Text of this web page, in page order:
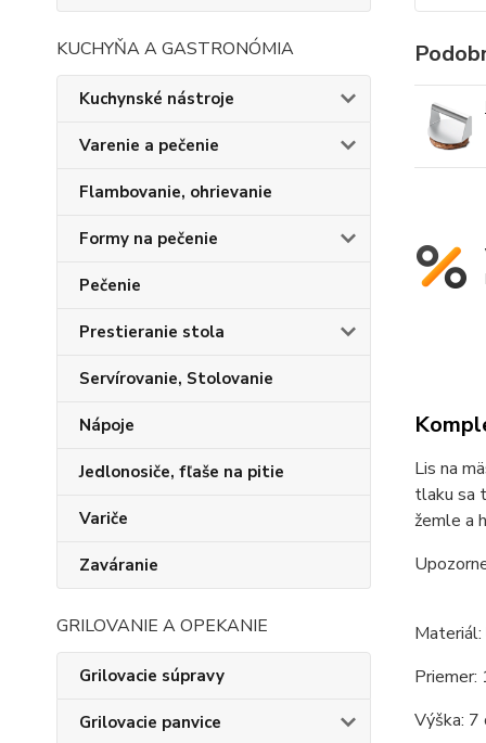
KUCHYŇA A GASTRONÓMIA
Kuchynské nástroje
Varenie a pečenie
Flambovanie, ohrievanie
Formy na pečenie
Pečenie
Prestieranie stola
Servírovanie, Stolovanie
Nápoje
Jedlonosiče, fľaše na pitie
Variče
Zaváranie
GRILOVANIE A OPEKANIE
Grilovacie súpravy
Grilovacie panvice
Lis na
tlaku sa
žemle a
Materiál:
Priemer:
Výška: 7